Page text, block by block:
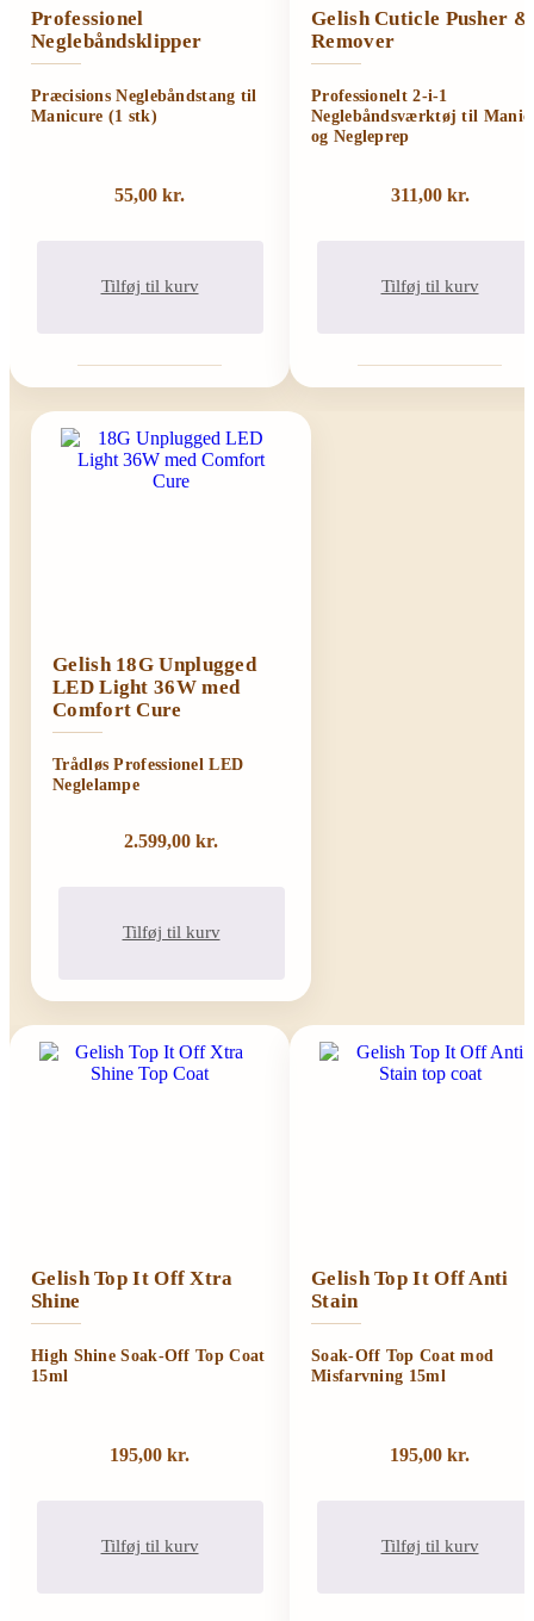
Professionel
Neglebåndsklipper
Præcisions Neglebåndstang til
Manicure (1 stk)
55,00 kr.
Tilføj til kurv
Gelish Cuticle Pusher &
Remover
Professionelt 2-i-1
Neglebåndsværktøj til
og Negleprep
311,00 kr.
Tilføj til kurv
Gelish 18G Unplugged
LED Light 36W med
Comfort Cure
Trådløs Professionel LED
Neglelampe
2.599,00 kr.
Tilføj til kurv
Gelish Top It Off Xtra
Shine
High Shine Soak-Off Top Coat
15ml
195,00 kr.
Tilføj til kurv
Gelish Top It Off Anti
Stain
Soak-Off Top Coat mod
Misfarvning 15ml
195,00 kr.
Tilføj til kurv